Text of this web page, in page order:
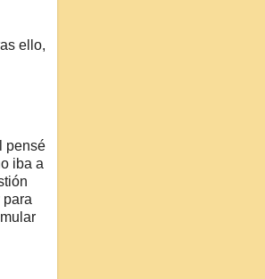
ello,
pensé
iba a